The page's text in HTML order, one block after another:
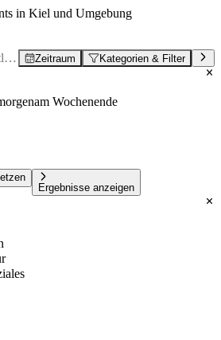
in Kiel und Umgebung
Zeitraum Kategorien & Filter
am Wochenende
Ergebnisse anzeigen